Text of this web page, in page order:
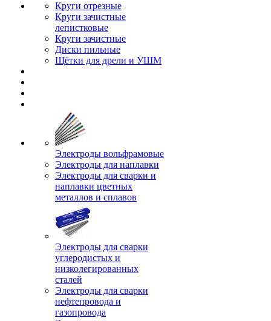
Круги отрезные
Круги зачистные
лепистковые
Круги зачистные
Диски пильные
Щётки для дрели и УШМ
Электроды вольфрамовые
Электроды для наплавки
Электроды для сварки и
наплавки цветных
металлов и сплавов
Электроды для сварки
углеродистых и
низколегированных
сталей
Электроды для сварки
нефтепровода и
газопровода